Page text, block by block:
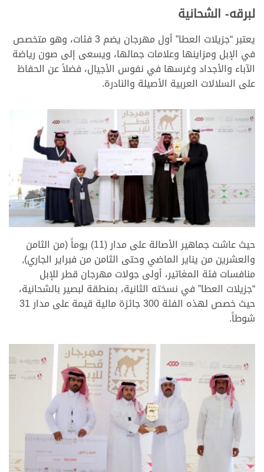
لبرقه- الشحانية
يعتبر “جزيلات العطا” أول مهرجان يضم 3 فئات، وهو متخصص
في الإبل ومزاينها وعلامات جمالها، ويسعى إلى صون رياضة
الآباء والأجداد وغرسها في نفوس الأجيال، فضلاً عن الحفاظ
على السلالات العربية الأصيلة والنادرة.
حيث عاشت جماهير الأصالة على مدار (11) يوماً (من الثامن
والعشرين من يناير الماضي وحتى الثامن من فبراير الجاري),
منافسات فئة المغاتير، أولى جولات مهرجان قطر للإبل
“جزيلات العطا” في نسخته الثانية، بمنطقة لبصير بالشحانية،
حيث خصص لهذه الفئة 300 جائزة مالية قيمة على مدار 31
شوطاً.